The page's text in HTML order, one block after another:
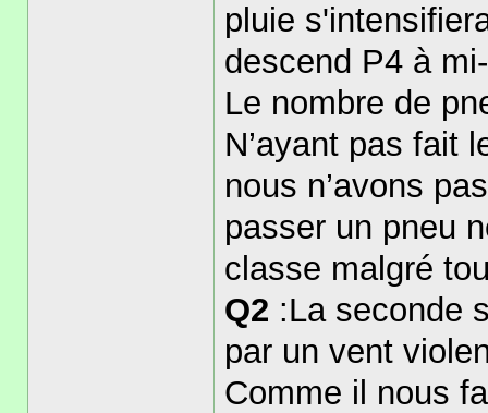
pluie
descend P4 à
Le nombre de
N’ayant pas fait
nous n’avons
passer un pneu
classe malgré
Q2 :La seconde
par un vent
Comme il nous